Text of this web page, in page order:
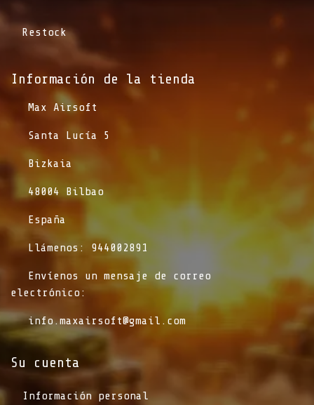
Restock
Información de la tienda​
​Max Airsoft
​Santa Lucía 5
​Bizkaia
​48004 Bilbao
​España
​Llámenos: 944002891
​Envíenos un mensaje de correo
electrónico:
info.maxairsoft@gmail.com
Su cuenta
Información personal